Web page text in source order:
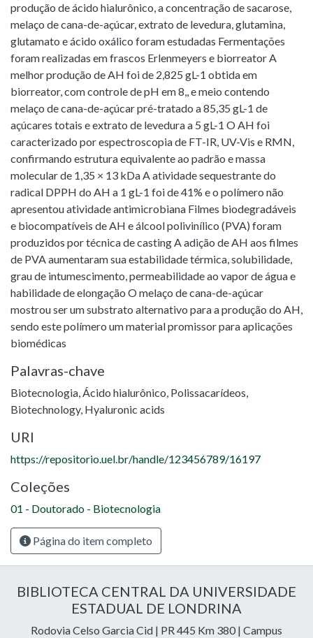
produção de ácido hialurônico, a concentração de sacarose,
melaço de cana-de-açúcar, extrato de levedura, glutamina,
glutamato e ácido oxálico foram estudadas Fermentações
foram realizadas em frascos Erlenmeyers e biorreator A
melhor produção de AH foi de 2,825 gL-1 obtida em
biorreator, com controle de pH em 8,, e meio contendo
melaço de cana-de-açúcar pré-tratado a 85,35 gL-1 de
açúcares totais e extrato de levedura a 5 gL-1 O AH foi
caracterizado por espectroscopia de FT-IR, UV-Vis e RMN,
confirmando estrutura equivalente ao padrão e massa
molecular de 1,35 × 13 kDa A atividade sequestrante do
radical DPPH do AH a 1 gL-1 foi de 41% e o polímero não
apresentou atividade antimicrobiana Filmes biodegradáveis
e biocompatíveis de AH e álcool polivinílico (PVA) foram
produzidos por técnica de casting A adição de AH aos filmes
de PVA aumentaram sua estabilidade térmica, solubilidade,
grau de intumescimento, permeabilidade ao vapor de água e
habilidade de elongação O melaço de cana-de-açúcar
mostrou ser um substrato alternativo para a produção do AH,
sendo este polímero um material promissor para aplicações
biomédicas
Palavras-chave
Biotecnologia,Ácido hialurônico, Polissacarídeos,
Biotechnology, Hyaluronic acids
URI
https://repositorio.uel.br/handle/123456789/16197
Coleções
01 - Doutorado - Biotecnologia
Página do item completo
BIBLIOTECA CENTRAL DA UNIVERSIDADE
ESTADUAL DE LONDRINA
Rodovia Celso Garcia Cid | PR 445 Km 380 | Campus